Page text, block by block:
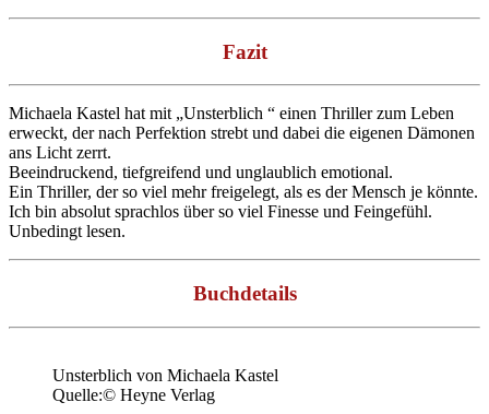
Fazit
Michaela Kastel hat mit „Unsterblich “ einen Thriller zum Leben
erweckt, der nach Perfektion strebt und dabei die eigenen Dämonen
ans Licht zerrt.
Beeindruckend, tiefgreifend und unglaublich emotional.
Ein Thriller, der so viel mehr freigelegt, als es der Mensch je könnte.
Ich bin absolut sprachlos über so viel Finesse und Feingefühl.
Unbedingt lesen.
Buchdetails
Unsterblich von Michaela Kastel
Quelle:© Heyne Verlag